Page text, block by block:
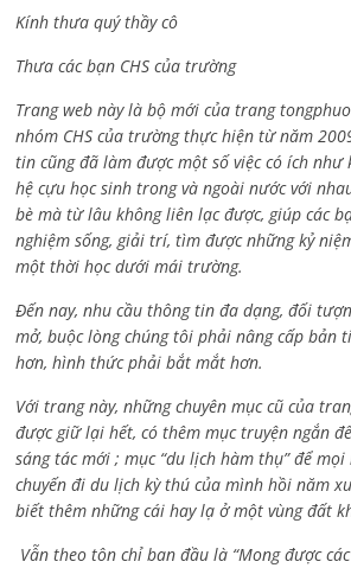
Kính thưa quý thầy cô
Thưa các bạn CHS của trường
Trang web này là bộ mới của trang
nhóm CHS của trường thực hiện từ năm
tin cũng đã làm được một số việc có ích như
hệ cựu học sinh trong và ngoài nước với
bè mà từ lâu không liên lạc được, giúp các
nghiệm sống, giải trí, tìm được những kỷ
một thời học dưới mái trường.
Đến nay, nhu cầu thông tin đa dạng, đối
mở, buộc lòng chúng tôi phải nâng cấp bản
hơn, hình thức phải bắt mắt hơn.
Với trang này, những chuyên mục cũ của
được giữ lại hết, có thêm mục truyện ngắn
sáng tác mới ; mục “du lịch hàm thụ” để
chuyến đi du lịch kỳ thú của mình hồi năm
biết thêm những cái hay lạ ở một vùng đất
Vẫn theo tôn chỉ ban đầu là “Mong được